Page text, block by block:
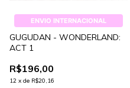
ENVIO INTERNACIONAL
GUGUDAN - WONDERLAND:
ACT 1
R$196,00
12 x de R$20,16